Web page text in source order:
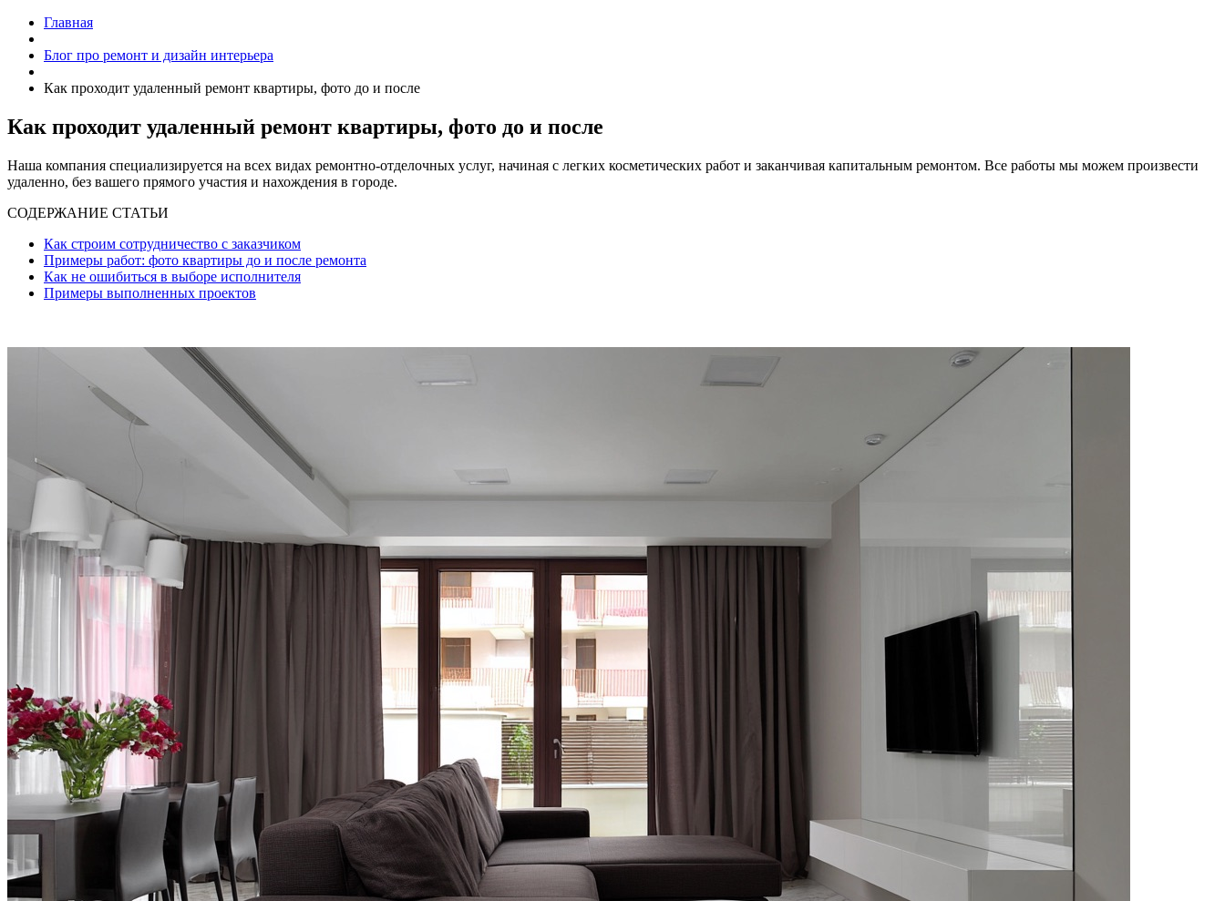
Главная
Блог про ремонт и дизайн интерьера
Как проходит удаленный ремонт квартиры, фото до и после
Как проходит удаленный ремонт квартиры, фото до и после
Наша компания специализируется на всех видах ремонтно-отделочных услуг, начиная с легких косметических работ и заканчивая капитальным ремонтом. Все работы мы можем произвести
удаленно, без вашего прямого участия и нахождения в городе.
СОДЕРЖАНИЕ СТАТЬИ
Как строим сотрудничество с заказчиком
Примеры работ: фото квартиры до и после ремонта
Как не ошибиться в выборе исполнителя
Примеры выполненных проектов